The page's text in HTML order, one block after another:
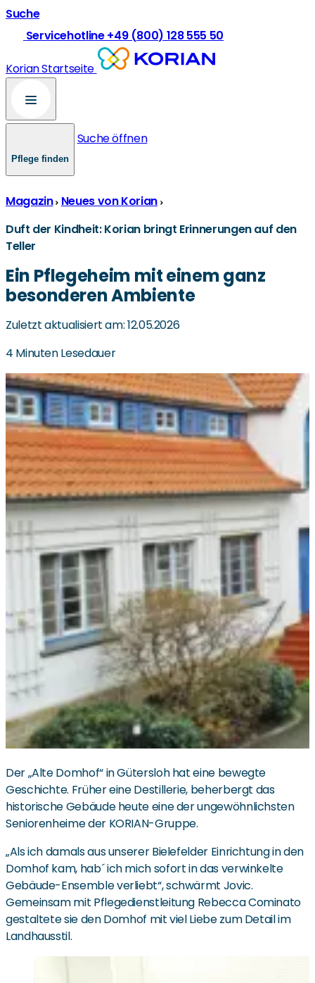
Suche
Servicehotline +49 (800) 128 555 50
Korian Startseite
Pflege finden
Suche öffnen
Magazin Neues von Korian
Duft der Kindheit: Korian bringt Erinnerungen auf den
Teller
Ein Pflegeheim mit einem ganz
besonderen Ambiente
Zuletzt aktualisiert am: 12.05.2026
4 Minuten Lesedauer
Der „Alte Domhof“ in Gütersloh hat eine bewegte
Geschichte. Früher eine Destillerie, beherbergt das
historische Gebäude heute eine der ungewöhnlichsten
Seniorenheime der KORIAN-Gruppe.
„Als ich damals aus unserer Bielefelder Einrichtung in den
Domhof kam, hab´ ich mich sofort in das verwinkelte
Gebäude-Ensemble verliebt“, schwärmt Jovic.
Gemeinsam mit Pflegedienstleitung Rebecca Cominato
gestaltete sie den Domhof mit viel Liebe zum Detail im
Landhausstil.